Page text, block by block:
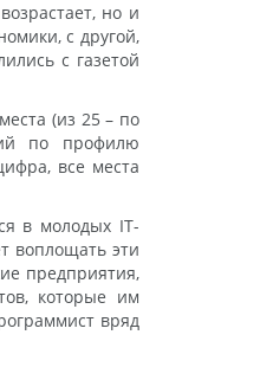
но и
с другой,
с газетой
(из 25 – по
по профилю
все места
в молодых IT-
воплощать эти
предприятия,
которые им
вряд